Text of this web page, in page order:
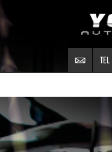
Stock list
在庫情報
Contract
ご成約情報